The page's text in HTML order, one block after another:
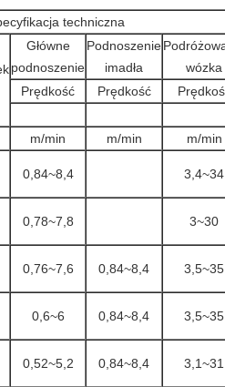
techniczna
Główne
podnoszenie
Podnoszenie
imadła
wózka
Prędkość Prędkość
m/min m/min m/min
0,84~8,4 3,4~34
0,78~7,8 3~30
0,76~7,6 0,84~8,4 3,5~35
0,6~6 0,84~8,4 3,5~35
0,52~5,2 0,84~8,4 3,1~31